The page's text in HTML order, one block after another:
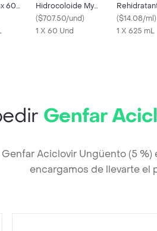
60
mL
Hidrocoloide My
Pimple Hero
($707.50/und)
1 X 60 Und
Maracuyá
($14.08/ml)
1 X 625 mL
Genfar
Genfar Aciclovir Ungüento (5
encargamos de llevarte el